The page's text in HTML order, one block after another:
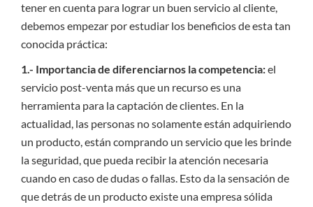
tener en cuenta para lograr un buen servicio al cliente,
debemos empezar por estudiar los beneficios de esta tan
conocida práctica:
1.- Importancia de diferenciarnos la competencia:el
servicio post-venta más que un recurso es una
herramienta para la captación de clientes. En la
actualidad, las personas no solamente están adquiriendo
un producto, están comprando un servicio que les brinde
la seguridad, que pueda recibir la atención necesaria
cuando en caso de dudas o fallas. Esto da la sensación de
que detrás de un producto existe una empresa sólida